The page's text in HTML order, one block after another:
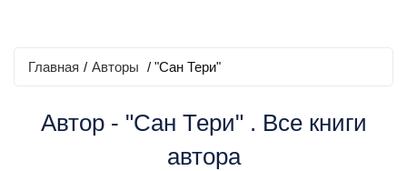
Главная / Авторы / "Сан Тери"
Автор - "Сан Тери" . Все книги
автора